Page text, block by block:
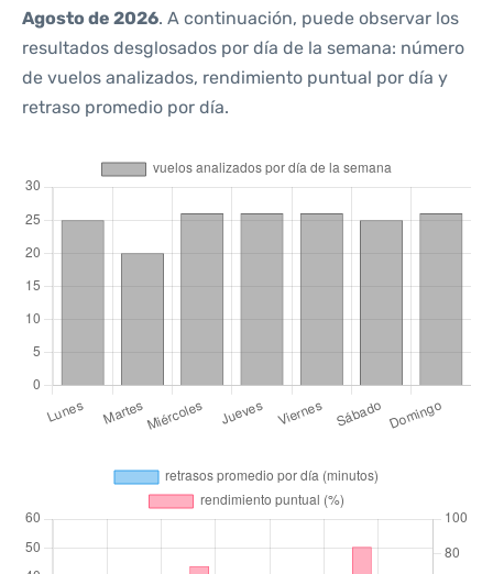
Agosto de 2026. A continuación, puede observar los
resultados desglosados por día de la semana: número
de vuelos analizados, rendimiento puntual por día y
retraso promedio por día.